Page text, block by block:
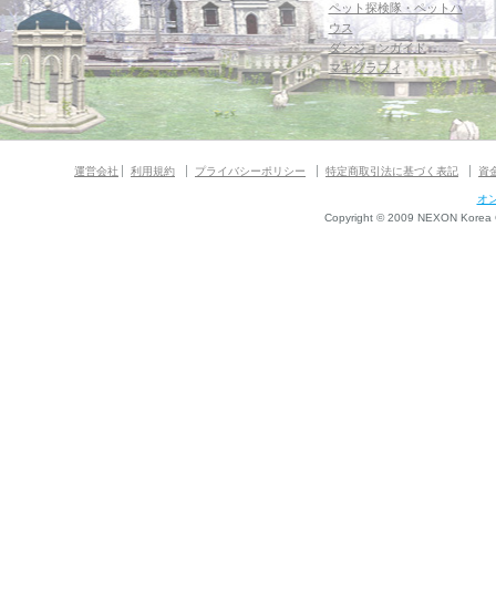
ペット探検隊・ペットハ
ウス
ダンジョンガイド
マギグラフィ
運営会社 利用規約 プライバシーポリシー 特定商取引法に基づく表記 資
オ
Copyright © 2009 NEXON Korea